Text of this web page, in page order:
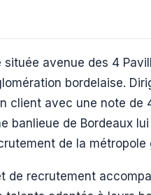
avenue des 4
bordelaise.
client avec une note
banlieue de Bordeaux
de la métropole
de recrutement